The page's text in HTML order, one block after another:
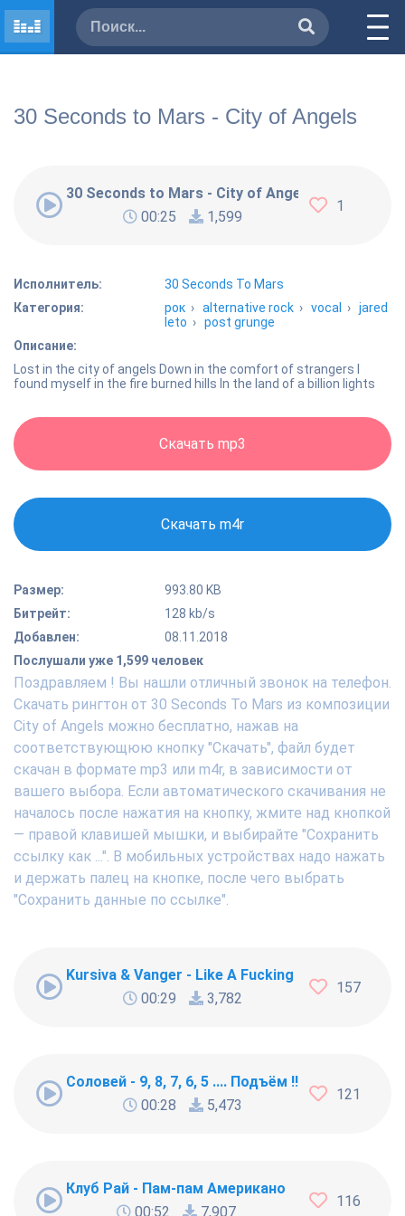
30 Seconds to Mars - City of Angels
30 Seconds to Mars - City of Angels
00:25
1,599
1
Исполнитель:
30 Seconds To Mars
Категория:
рок ›alternative rock ›vocal ›jared
leto ›post grunge
Описание:
Lost in the city of angels Down in the comfort of strangers I
found myself in the fire burned hills In the land of a billion lights
Скачать mp3
Скачать m4r
Размер:
993.80 KB
Битрейт:
128 kb/s
Добавлен:
08.11.2018
Послушали уже 1,599 человек
Поздравляем ! Вы нашли отличный звонок на телефон.
Скачать рингтон от 30 Seconds To Mars из композиции
City of Angels можно бесплатно, нажав на
соответствующюю кнопку "Скачать", файл будет
скачан в формате mp3 или m4r, в зависимости от
вашего выбора. Если автоматического скачивания не
началось после нажатия на кнопку, жмите над кнопкой
— правой клавишей мышки, и выбирайте "Сохранить
ссылку как ...". В мобильных устройствах надо нажать
и держать палец на кнопке, после чего выбрать
"Сохранить данные по ссылке".
Kursiva & Vanger - Like A Fucking Newbie
00:29
3,782
157
Соловей - 9, 8, 7, 6, 5 .... Подъём !!!
00:28
5,473
121
Клуб Рай - Пам-пам Американо
00:52
7,907
116